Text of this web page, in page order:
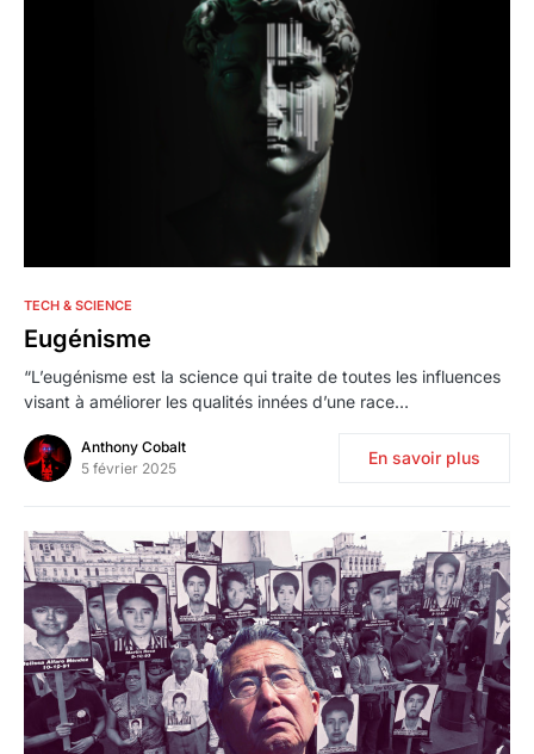
TECH & SCIENCE
Eugénisme
“L’eugénisme est la science qui traite de toutes les influences
visant à améliorer les qualités innées d’une race…
Anthony Cobalt
5 février 2025
En savoir plus